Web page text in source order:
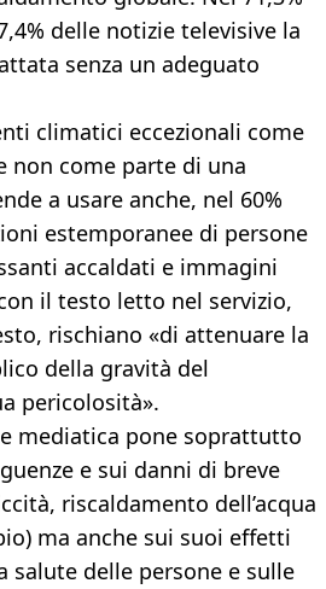
delle notizie televisive la
senza un adeguato
climatici eccezionali come
non come parte di una
a usare anche, nel 60%
estemporanee di persone
accaldati e immagini
il testo letto nel servizio,
rischiano «di attenuare la
della gravità del
pericolosità».
mediatica pone soprattutto
e sui danni di breve
riscaldamento dell’acqua
ma anche sui suoi effetti
salute delle persone e sulle